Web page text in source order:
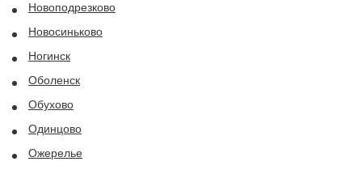
Новоподрезково
Новосиньково
Ногинск
Оболенск
Обухово
Одинцово
Ожерелье